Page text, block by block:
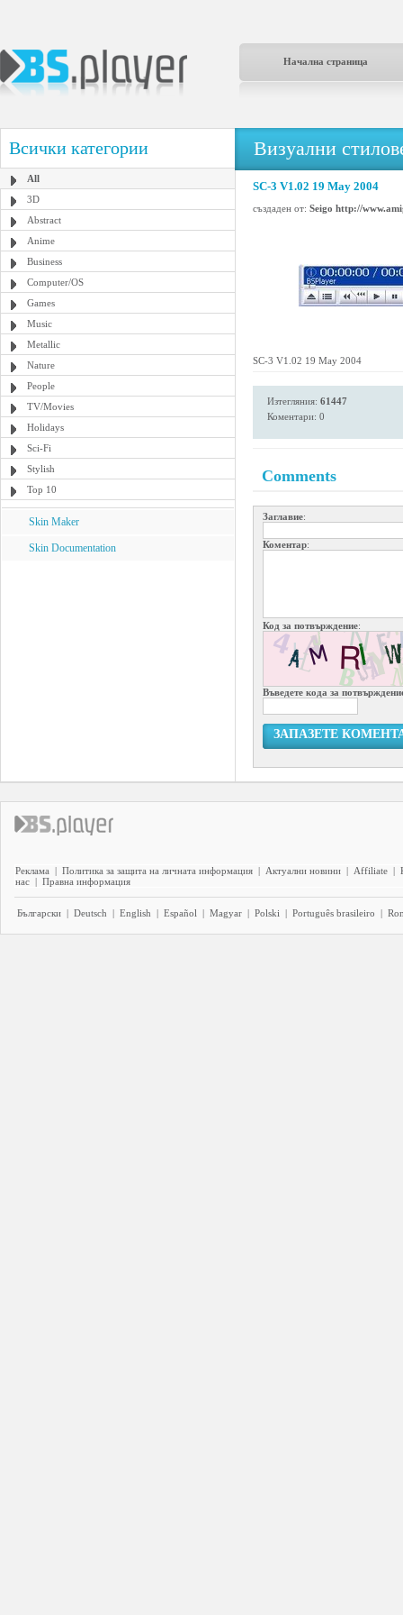
Начална страница
Всички категории
All
3D
Abstract
Anime
Business
Computer/OS
Games
Music
Metallic
Nature
People
TV/Movies
Holidays
Sci-Fi
Stylish
Top 10
Skin Maker
Skin Documentation
Визуални
SC-3 V1.02 19 May 2004
създаден от: Seigo http://
SC-3 V1.02 19 May 2004
Изтегляния: 61447
Коментари: 0
Comments
Заглавие:
Коментар:
Код за потвърждение:
Въведете кода за
ЗАПАЗЕТЕ
Реклама | Политика за защита на личната информация | Актуални новини | Affiliate |
нас | Правна информация
Български | Deutsch | English | Español | Magyar | Polski | Português brasileiro |